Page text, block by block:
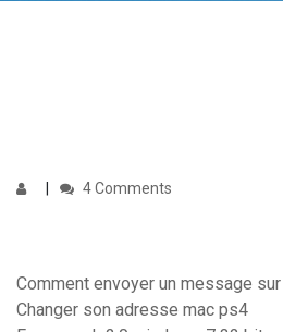
4 Comments
Comment envoyer un message
Changer son adresse mac ps4